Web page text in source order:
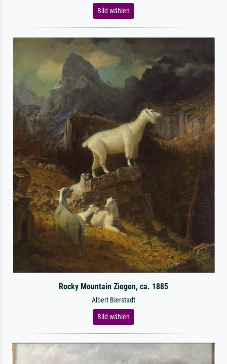
Bild wählen
Rocky Mountain Ziegen, ca. 1885
Albert Bierstadt
Bild wählen